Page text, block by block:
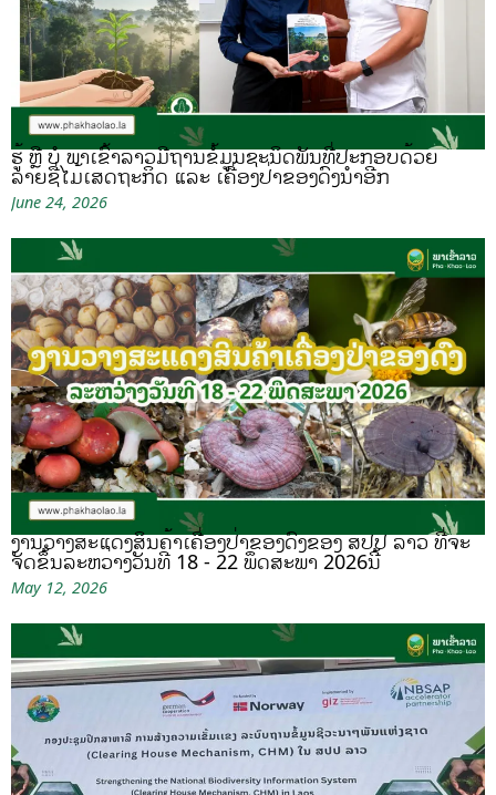
ຮູ້ ຫຼື ບໍ ພາເຂົ້າລາວມີຖານຂໍ້ມູນຊະນິດພັນທີ່ປະກອບດ້ວຍ
ລາຍຊື່ໄມ້ເສດຖະກິດ ແລະ ເຄື່ອງປ່າຂອງດົງນຳອີກ
June 24, 2026
ງານວາງສະແດງສິນຄ້າເຄື່ອງປ່າຂອງດົງຂອງ ສປປ ລາວ ທີ່ຈະ
ຈັດຂຶ້ນລະຫວ່າງວັນທີ 18 - 22 ພຶດສະພາ 2026ນີ້
May 12, 2026